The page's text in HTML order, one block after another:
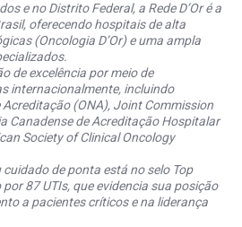
e no Distrito Federal, a Rede D’Or é a
oferecendo hospitais de alta
(Oncologia D’Or) e uma ampla
de excelência por meio de
internacionalmente, incluindo
(ONA), Joint Commission
Canadense de Acreditação Hospitalar
Society of Clinical Oncology
de ponta está no selo Top
87 UTIs, que evidencia sua posição
a pacientes críticos e na liderança